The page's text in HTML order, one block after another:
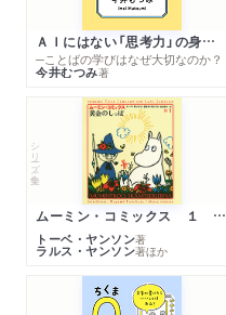
六人男、世界をのし歩く
ＡＩにはない「思考力」の身につけ方
─ことばの学びはなぜ大切なのか？
今井むつみ著
シリーズ・全集
ムーミン・コミックス １ 黄金のしっぽ
トーベ・ヤンソン著
ラルス・ヤンソン著ほか